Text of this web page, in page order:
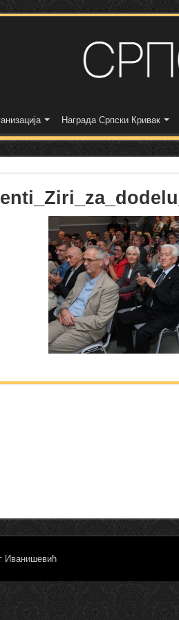
Награда Српски Кривак
Иванишевић